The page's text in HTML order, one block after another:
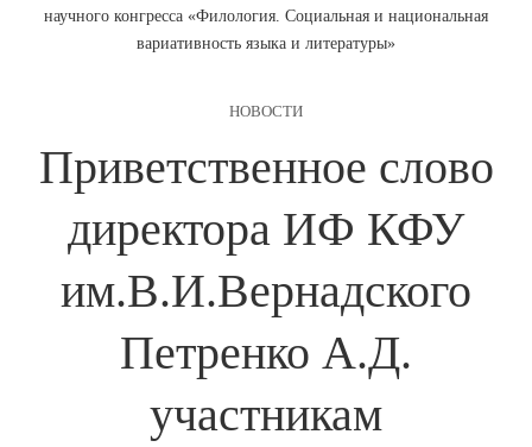
научного конгресса «Филология. Социальная и национальная
вариативность языка и литературы»
НОВОСТИ
Приветственное слово
директора ИФ КФУ
им.В.И.Вернадского
Петренко А.Д.
участникам